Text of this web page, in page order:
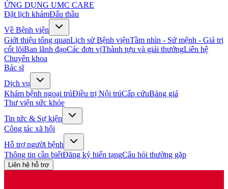
ỨNG DỤNG UMC CARE
Đặt lịch khámĐấu thầu
Về Bệnh viện
Giới thiệu tổng quanLịch sử Bệnh việnTầm nhìn - Sứ mệnh - Giá trị
cốt lõiBan lãnh đạoCác đơn vịThành tựu và giải thưởngLiên hệ
Chuyên khoa
Bác sĩ
Dịch vụ
Khám bệnh ngoại trúĐiều trị Nội trúCấp cứuBảng giá
Thư viện sức khỏe
Tin tức & Sự kiện
Công tác xã hội
Hỗ trợ người bệnh
Thông tin cần biếtĐăng ký hiến tạngCâu hỏi thường gặp
Liên hệ hỗ trợ